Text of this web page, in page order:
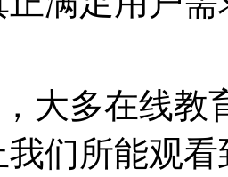
大多在线教
们所能观